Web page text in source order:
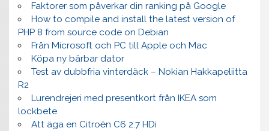
Faktorer som påverkar din ranking på Google
How to compile and install the latest version of
PHP 8 from source code on Debian
Från Microsoft och PC till Apple och Mac
Köpa ny bärbar dator
Test av dubbfria vinterdäck – Nokian Hakkapeliitta
R2
Lurendrejeri med presentkort från IKEA som
lockbete
Att äga en Citroën C6 2.7 HDi